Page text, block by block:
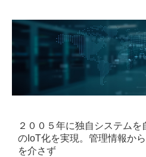
射出成形とは
プラスチックの種類
樹脂化支援
取り扱い材料一覧
２００５年に独自システム
の IoT化を実現。 管理情報か
を介さず